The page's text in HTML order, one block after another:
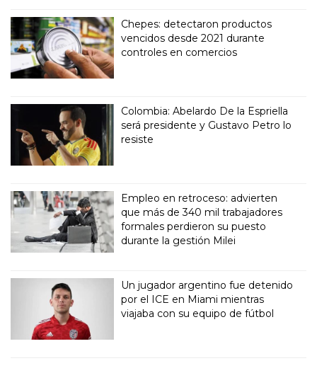
Chepes: detectaron productos
vencidos desde 2021 durante
controles en comercios
Colombia: Abelardo De la Espriella
será presidente y Gustavo Petro lo
resiste
Empleo en retroceso: advierten
que más de 340 mil trabajadores
formales perdieron su puesto
durante la gestión Milei
Un jugador argentino fue detenido
por el ICE en Miami mientras
viajaba con su equipo de fútbol